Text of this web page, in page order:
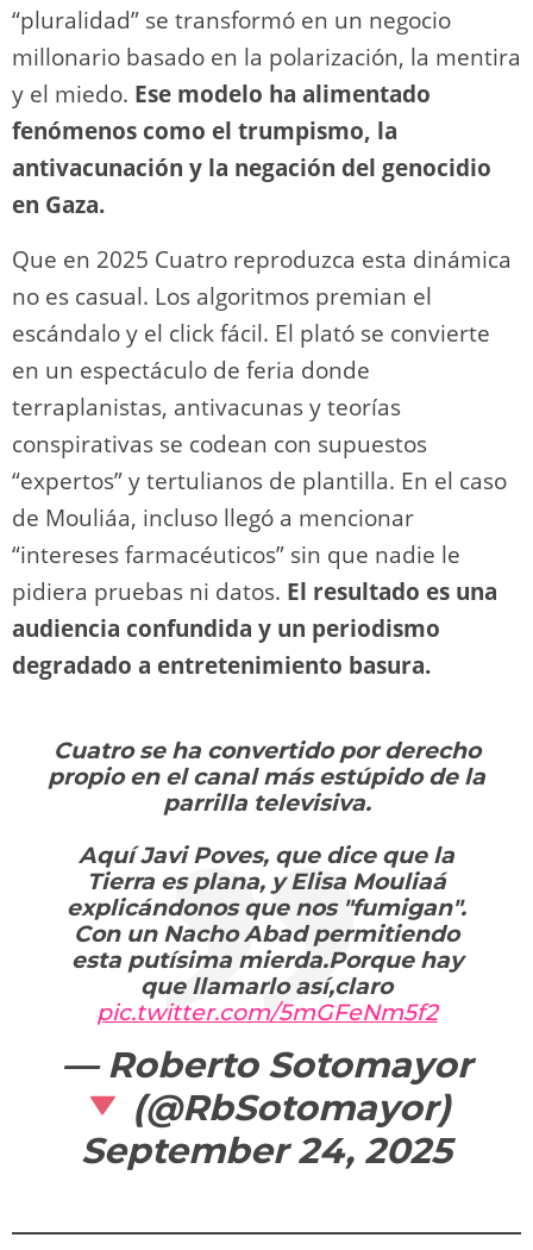
“pluralidad” se transformó en un negocio
millonario basado en la polarización, la mentira
y el miedo. Ese modelo ha alimentado
fenómenos como el trumpismo, la
antivacunación y la negación del genocidio
en Gaza.
Que en 2025 Cuatro reproduzca esta dinámica
no es casual. Los algoritmos premian el
escándalo y el click fácil. El plató se convierte
en un espectáculo de feria donde
terraplanistas, antivacunas y teorías
conspirativas se codean con supuestos
“expertos” y tertulianos de plantilla. En el caso
de Mouliáa, incluso llegó a mencionar
“intereses farmacéuticos” sin que nadie le
pidiera pruebas ni datos. El resultado es una
audiencia confundida y un periodismo
degradado a entretenimiento basura.
Cuatro se ha convertido por derecho
propio en el canal más estúpido de la
parrilla televisiva.
Aquí Javi Poves, que dice que la
Tierra es plana, y Elisa Mouliaá
explicándonos que nos "fumigan".
Con un Nacho Abad permitiendo
esta putísima mierda.Porque hay
que llamarlo así,claro
pic.twitter.com/5mGFeNm5f2
— Roberto Sotomayor
(@RbSotomayor)
September 24, 2025